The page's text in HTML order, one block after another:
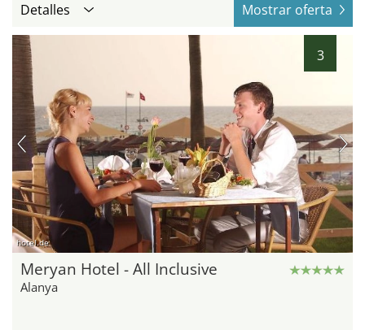
Detalles Mostrar oferta
3
hotel.de
Meryan Hotel - All Inclusive
Alanya